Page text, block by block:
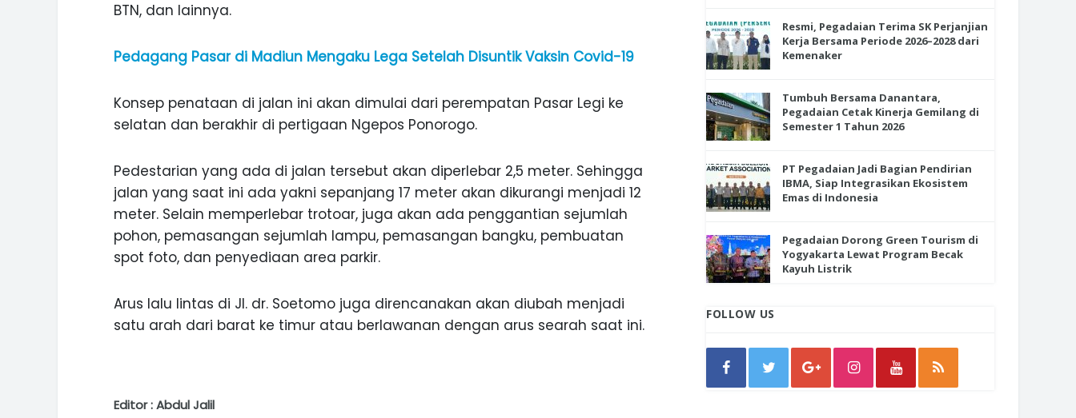
BTN, dan lainnya.
Pedagang Pasar di Madiun Mengaku Lega Setelah Disuntik Vaksin Covid-19
Konsep penataan di jalan ini akan dimulai dari perempatan Pasar Legi ke
selatan dan berakhir di pertigaan Ngepos Ponorogo.
Pedestarian yang ada di jalan tersebut akan diperlebar 2,5 meter. Sehingga
jalan yang saat ini ada yakni sepanjang 17 meter akan dikurangi menjadi 12
meter. Selain memperlebar trotoar, juga akan ada penggantian sejumlah
pohon, pemasangan sejumlah lampu, pemasangan bangku, pembuatan
spot foto, dan penyediaan area parkir.
Arus lalu lintas di Jl. dr. Soetomo juga direncanakan akan diubah menjadi
satu arah dari barat ke timur atau berlawanan dengan arus searah saat ini.
Editor : Abdul Jalil
Resmi, Pegadaian Terima SK Perjanjian
Kerja Bersama Periode 2026–2028 dari
Kemenaker
Tumbuh Bersama Danantara,
Pegadaian Cetak Kinerja Gemilang di
Semester 1 Tahun 2026
PT Pegadaian Jadi Bagian Pendirian
IBMA, Siap Integrasikan Ekosistem
Emas di Indonesia
Pegadaian Dorong Green Tourism di
Yogyakarta Lewat Program Becak
Kayuh Listrik
FOLLOW US